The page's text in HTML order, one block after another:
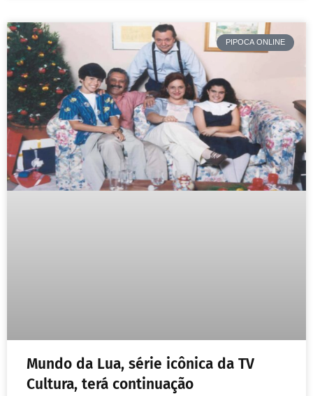
PIPOCA ONLINE
Mundo da Lua, série icônica da TV
Cultura, terá continuação